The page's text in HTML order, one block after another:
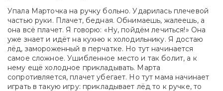
Упала Марточка на ручку больно. Ударилась плечевой
частью руки. Плачет, бедная. Обнимаешь, жалеешь, а
она всё плачет. Я говорю: «Ну, пойдём лечиться!» Она
уже знает и идёт на кухню к холодильнику. Я достаю
лёд, замороженный в перчатке. Но тут начинается
самое сложное. Ушибленное место и так болит, а к
нему ещё холодное прикладывать. Марта
сопротивляется, плачет убегает. Но тут мама начинает
играть в такую игру: прикладывает лёд то к ручке, то